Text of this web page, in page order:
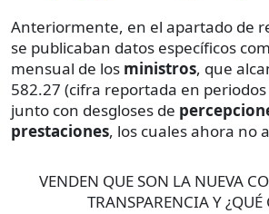
Anteriormente, en el apartado de
se publicaban datos específicos
mensual de los ministros, que
582.27 (cifra reportada en
junto con desgloses de
prestaciones, los cuales ahora no
VENDEN QUE SON LA NUEVA
TRANSPARENCIA Y ¿QUÉ